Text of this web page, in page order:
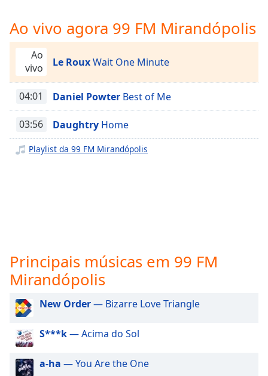
Playback
Rate
Chapters
Chapters
Descriptions
opens
subtitles
settings
dialog
subtitles
selected
Audio
Track
Ao vivo agora 99 FM Mirandópolis
Ao
vivo
Le RouxWait One Minute
04:01 Daniel Powter Best of Me
03:56 Daughtry Home
Playlist da 99 FM Mirandópolis
Principais músicas em 99 FM
Mirandópolis
New Order— Bizarre Love Triangle
S***k— Acima do Sol
a-ha — You Are the One